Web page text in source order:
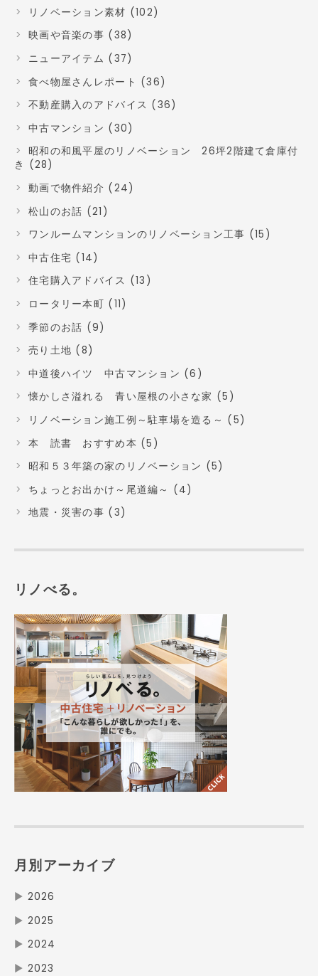
リノベーション素材 (102)
映画や音楽の事 (38)
ニューアイテム (37)
食べ物屋さんレポート (36)
不動産購入のアドバイス (36)
中古マンション (30)
昭和の和風平屋のリノベーション 26坪2階建て倉庫付
き (28)
動画で物件紹介 (24)
松山のお話 (21)
ワンルームマンションのリノベーション工事 (15)
中古住宅 (14)
住宅購入アドバイス (13)
ロータリー本町 (11)
季節のお話 (9)
売り土地 (8)
中道後ハイツ 中古マンション (6)
懐かしさ溢れる 青い屋根の小さな家 (5)
リノベーション施工例～駐車場を造る～ (5)
本 読書 おすすめ本 (5)
昭和５３年築の家のリノベーション (5)
ちょっとお出かけ～尾道編～ (4)
地震・災害の事 (3)
リノべる。
月別アーカイブ
▶ 2026
▶ 2025
▶ 2024
▶ 2023